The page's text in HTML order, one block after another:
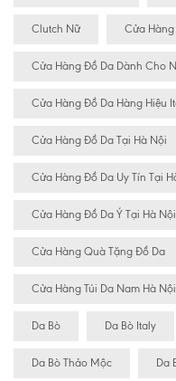
Clutch Nữ Cửa
Cửa Hàng Đồ Da Dành Cho
Cửa Hàng Đồ Da Hàng Hiệu
Cửa Hàng Đồ Da Tại Hà Nội
Cửa Hàng Đồ Da Uy Tín Tại
Cửa Hàng Đồ Da Ý Tại Hà Nội
Cửa Hàng Quà Tặng Đồ Da
Cửa Hàng Túi Da Nam Hà Nội
Da Bò Da Bò Italy
Da Bò Thảo Mộc Da